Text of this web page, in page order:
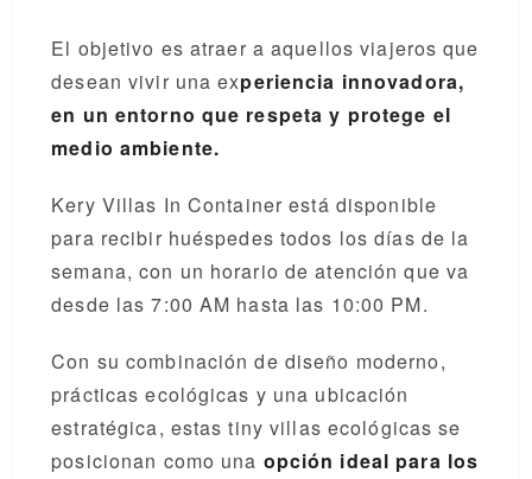
El objetivo es atraer a aquellos viajeros que
desean vivir una experiencia innovadora,
en un entorno que respeta y protege el
medio ambiente.
Kery Villas In Container está disponible
para recibir huéspedes todos los días de la
semana, con un horario de atención que va
desde las 7:00 AM hasta las 10:00 PM.
Con su combinación de diseño moderno,
prácticas ecológicas y una ubicación
estratégica, estas tiny villas ecológicas se
posicionan como una opción ideal para los